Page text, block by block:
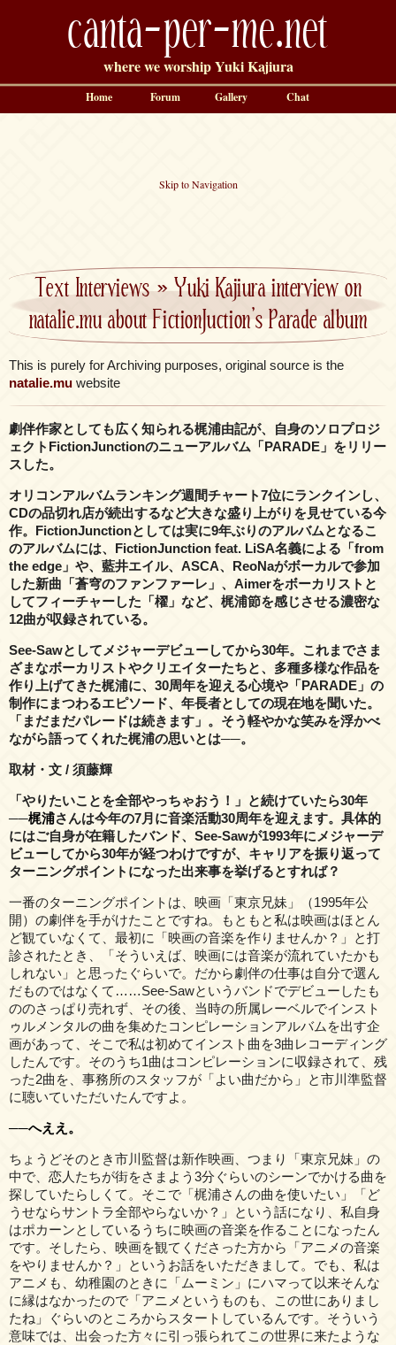
canta-per-me.net
where we worship Yuki Kajiura
Skip to Navigation
Text Interviews»Yuki Kajiura interview on
natalie.mu about FictionJuction’s Parade album
This is purely for Archiving purposes, original source is the
natalie.mu website
劇伴作家としても広く知られる梶浦由記が、自身のソロプロジ
ェクトFictionJunctionのニューアルバム「PARADE」をリリー
スした。
オリコンアルバムランキング週間チャート7位にランクインし、
CDの品切れ店が続出するなど大きな盛り上がりを見せている今
作。FictionJunctionとしては実に9年ぶりのアルバムとなるこ
のアルバムには、FictionJunction feat. LiSA名義による「from
the edge」や、藍井エイル、ASCA、ReoNaがボーカルで参加
した新曲「蒼穹のファンファーレ」、Aimerをボーカリストと
してフィーチャーした「櫂」など、梶浦節を感じさせる濃密な
12曲が収録されている。
See-Sawとしてメジャーデビューしてから30年。これまでさま
ざまなボーカリストやクリエイターたちと、多種多様な作品を
作り上げてきた梶浦に、30周年を迎える心境や「PARADE」の
制作にまつわるエピソード、年長者としての現在地を聞いた。
「まだまだパレードは続きます」。そう軽やかな笑みを浮かべ
ながら語ってくれた梶浦の思いとは──。
取材・文 / 須藤輝
「やりたいことを全部やっちゃおう！」と続けていたら30年
──梶浦さんは今年の7月に音楽活動30周年を迎えます。具体的
にはご自身が在籍したバンド、See-Sawが1993年にメジャーデ
ビューしてから30年が経つわけですが、キャリアを振り返って
ターニングポイントになった出来事を挙げるとすれば？
一番のターニングポイントは、映画「東京兄妹」（1995年公
開）の劇伴を手がけたことですね。もともと私は映画はほとん
ど観ていなくて、最初に「映画の音楽を作りませんか？」と打
診されたとき、「そういえば、映画には音楽が流れていたかも
しれない」と思ったぐらいで。だから劇伴の仕事は自分で選ん
だものではなくて……See-Sawというバンドでデビューしたも
ののさっぱり売れず、その後、当時の所属レーベルでインスト
ゥルメンタルの曲を集めたコンピレーションアルバムを出す企
画があって、そこで私は初めてインスト曲を3曲レコーディング
したんです。そのうち1曲はコンピレーションに収録されて、残
った2曲を、事務所のスタッフが「よい曲だから」と市川準監督
に聴いていただいたんですよ。
──へええ。
ちょうどそのとき市川監督は新作映画、つまり「東京兄妹」の
中で、恋人たちが街をさまよう3分ぐらいのシーンでかける曲を
探していたらしくて。そこで「梶浦さんの曲を使いたい」「ど
うせならサントラ全部やらないか？」という話になり、私自身
はポカーンとしているうちに映画の音楽を作ることになったん
です。そしたら、映画を観てくださった方から「アニメの音楽
をやりませんか？」というお話をいただきまして。でも、私は
アニメも、幼稚園のときに「ムーミン」にハマって以来そんな
に縁はなかったので「アニメというものも、この世にありまし
たね」ぐらいのところからスタートしているんです。そういう
意味では、出会った方々に引っ張られてこの世界に来たような
Home Forum Gallery Chat